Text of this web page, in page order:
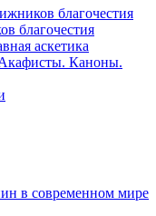
благочестия
благочестия
аскетика
Каноны.
в современном мире